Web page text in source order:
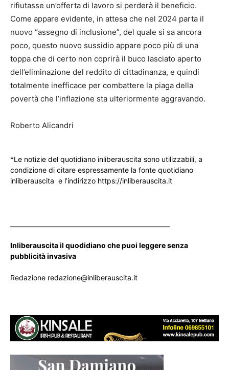
rifiutasse un’offerta di lavoro si perderà il beneficio.
Come appare evidente, in attesa che nel 2024 parta il
nuovo “assegno di inclusione”, del quale si sa ancora
poco, questo nuovo sussidio appare poco più di una
toppa che di certo non coprirà il buco lasciato aperto
dell’eliminazione del reddito di cittadinanza, e quindi
totalmente inefficace per combattere la piaga della
povertà che l’inflazione sta ulteriormente aggravando.
Roberto Alicandri
*Le notizie del quotidiano inliberauscita sono utilizzabili, a
condizione di citare espressamente la fonte quotidiano
inliberauscita e l’indirizzo https://inliberauscita.it
Inliberauscita il quodidiano che puoi leggere senza
pubblicità invasiva
Redazione redazione@inliberauscita.it